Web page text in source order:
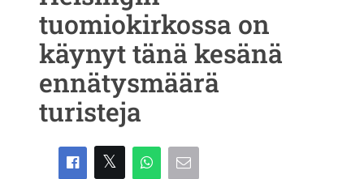
tuomiokirkossa on
käynyt tänä kesänä
ennätysmäärä
turisteja